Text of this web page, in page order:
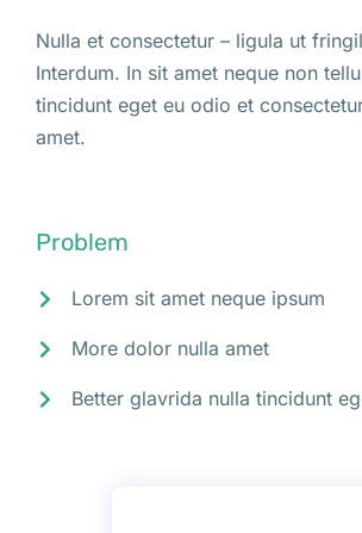
Nulla et consectetur – ligula ut
Interdum. In sit amet neque non
tincidunt eget eu odio et
amet.
Problem
Lorem sit amet neque ipsum
More dolor nulla amet
Better glavrida nulla tincidunt